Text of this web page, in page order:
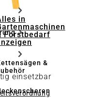
in
Forstbedarf
&
einsetzbar